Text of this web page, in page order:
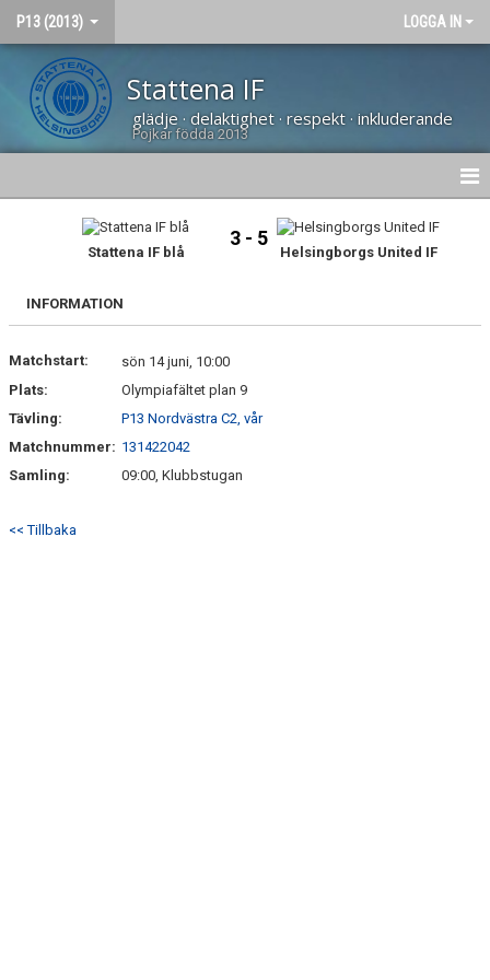
P13 (2013) LOGGA IN
Stattena IF
glädje · delaktighet · respekt · inkluderande
Pojkar födda 2013
DOKUMENT
BILDGALLERI
KALENDER
Stattena IF blå
3 - 5
Helsingborgs United IF
INFORMATION
Matchstart:
sön 14 juni, 10:00
Plats:
Olympiafältet plan 9
Tävling:
P13 Nordvästra C2, vår
Matchnummer: 131422042
Samling:
09:00, Klubbstugan
<< Tillbaka